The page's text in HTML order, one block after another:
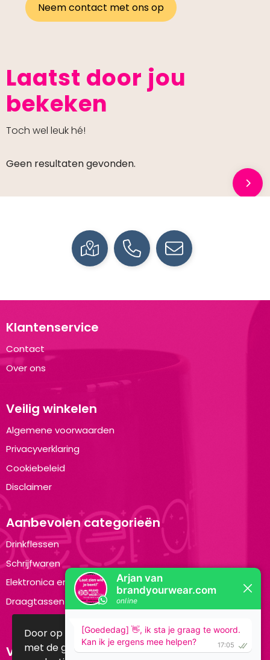
Neem contact met ons op
Laatst door jou
bekeken
Toch wel leuk hé!
Geen resultaten gevonden.
Klantenservice
Contact
Over ons
Veilig winkelen
Algemene voorwaarden
Privacyverklaring
Cookiebeleid
Disclaimer
Aanbevolen categorieën
Drinkflessen
Schrijfwaren
Elektronica en Gadgets
Draagtassen
Volg ons op:
Door op accepteren te klikken ga je akkoord
met de geldende omgang van